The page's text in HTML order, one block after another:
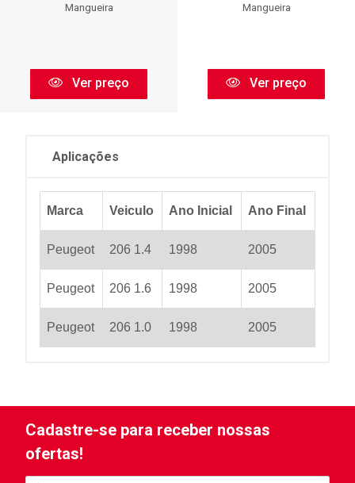
Mangueira
Ver preço
Mangueira
Ver preço
Aplicações
Marca Veiculo Ano Inicial Ano Final
Peugeot 206 1.4 1998 2005
Peugeot 206 1.6 1998 2005
Peugeot 206 1.0 1998 2005
Cadastre-se para receber nossas
ofertas!